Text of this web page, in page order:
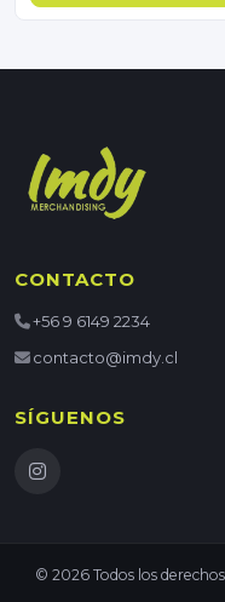
CONTACTO
+56 9 6149 2234
contacto@imdy.cl
SÍGUENOS
© 2026 Todos los